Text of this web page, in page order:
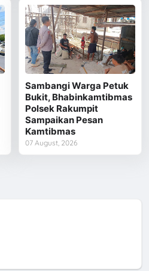
Sambangi Warga Petuk
Bukit, Bhabinkamtibmas
Polsek Rakumpit
Sampaikan Pesan
Kamtibmas
07 August, 2026